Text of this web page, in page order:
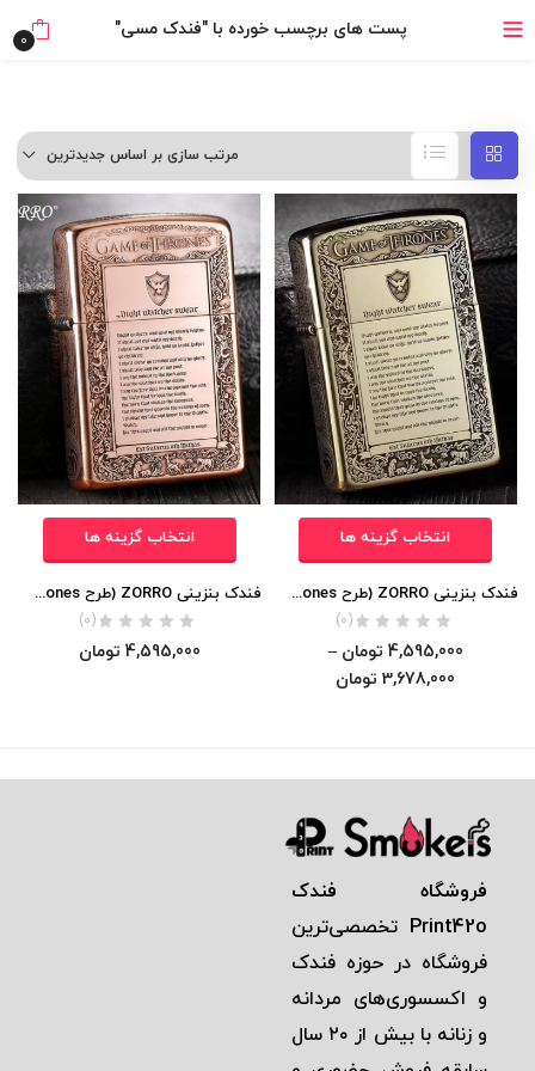
خرید قسطی با ترب‌پی
پست های برچسب خورده با "فندک مسی" 0
مرتب سازی بر اساس جدیدترین
انتخاب گزینه ها
فندک بنزینی ZORRO (طرح Game Of Thrones) اورجینال
(0)
4,595,000 تومان –
3,678,000 تومان
انتخاب گزینه ها
فندک بنزینی ZORRO (طرح Game Of Thrones) بدنه مسی اورجینال
(0)
4,595,000 تومان
فروشگاه فندک
Print42o تخصصی‌ترين
فروشگاه در حوزه فندک
و اكسسوری‌های مردانه
و زنانه با بيش از ٢٠ سال